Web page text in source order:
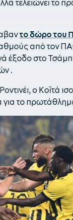
τελειώνει το
το δώρο του
από τον
έξοδο στο
.
ο Κοϊτά
για το